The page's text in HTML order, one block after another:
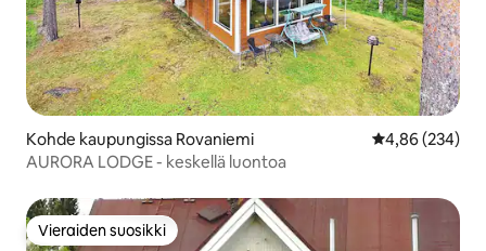
Kohde kaupungissa Rovaniemi
4,86 (234)
AURORA LODGE - keskellä luontoa
Vieraiden suosikki
Vieraiden suosikki